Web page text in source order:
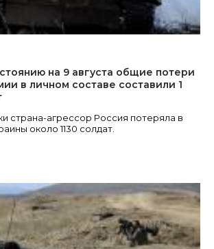
на 9 августа общие потери
в личном составе составили 1
страна-агрессор Россия потеряла в
около 1130 солдат.